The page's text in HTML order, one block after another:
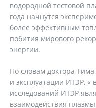
водородной тестовой
года начнутся
более эффективным
побития мирового
энергии.
По словам доктора
и эксплуатации ИТЭР,
исследований ИТЭР
взаимодействия